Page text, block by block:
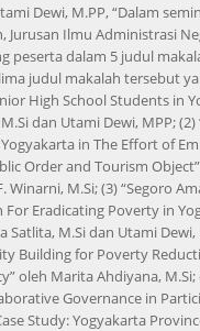
Dewi, M.PP, “Dalam
Ilmu Administrasi
peserta dalam 5 judul
judul makalah tersebut
High School Students in
dan Utami Dewi, MPP;
in The Effort of
Order and Tourism
Winarni, M.Si; (3) “Segoro
Eradicating Poverty in
Satlita, M.Si dan Utami Dewi,
Building for Poverty
oleh Marita Ahdiyana, M.Si;
Governance in
Study: Yogyakarta